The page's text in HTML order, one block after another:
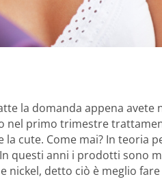
la domanda appena
nel primo trimestre
cute. Come mai? In teoria
questi anni i prodotti sono
nickel, detto ciò è meglio